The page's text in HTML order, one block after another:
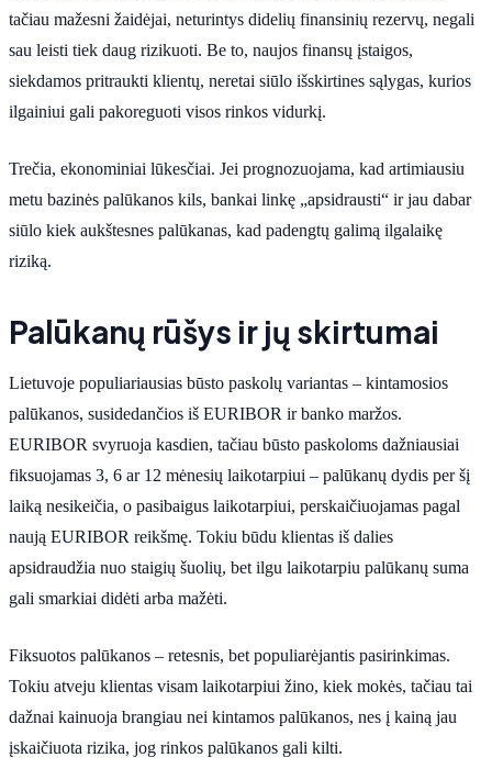
tačiau mažesni žaidėjai, neturintys didelių finansinių rezervų, negali
sau leisti tiek daug rizikuoti. Be to, naujos finansų įstaigos,
siekdamos pritraukti klientų, neretai siūlo išskirtines sąlygas, kurios
ilgainiui gali pakoreguoti visos rinkos vidurkį.
Trečia, ekonominiai lūkesčiai. Jei prognozuojama, kad artimiausiu
metu bazinės palūkanos kils, bankai linkę „apsidrausti“ ir jau dabar
siūlo kiek aukštesnes palūkanas, kad padengtų galimą ilgalaikę
riziką.
Palūkanų rūšys ir jų skirtumai
Lietuvoje populiariausias būsto paskolų variantas – kintamosios
palūkanos, susidedančios iš EURIBOR ir banko maržos.
EURIBOR svyruoja kasdien, tačiau būsto paskoloms dažniausiai
fiksuojamas 3, 6 ar 12 mėnesių laikotarpiui – palūkanų dydis per šį
laiką nesikeičia, o pasibaigus laikotarpiui, perskaičiuojamas pagal
naują EURIBOR reikšmę. Tokiu būdu klientas iš dalies
apsidraudžia nuo staigių šuolių, bet ilgu laikotarpiu palūkanų suma
gali smarkiai didėti arba mažėti.
Fiksuotos palūkanos – retesnis, bet populiarėjantis pasirinkimas.
Tokiu atveju klientas visam laikotarpiui žino, kiek mokės, tačiau tai
dažnai kainuoja brangiau nei kintamos palūkanos, nes į kainą jau
įskaičiuota rizika, jog rinkos palūkanos gali kilti.